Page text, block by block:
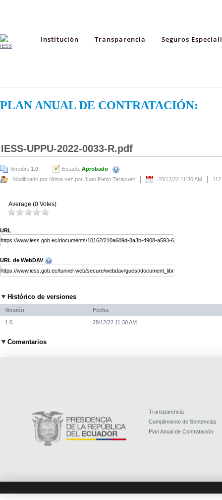
Institución Transparencia Seguros
PLAN ANUAL DE CONTRATACIÓN:
IESS-UPPU-2022-0033-R.pdf
Versión: 1.0 Estado: Aprobado
Modificado por última vez por Juan Pablo Tarapuez
28/12/22 11:30 AM
Average (0 Votes)
URL
URL de WebDAV
Histórico de versiones
Versión Fecha
1.0 28/12/22 11:30 AM
Comentarios
Transparencia
Cumplimiento de Sentencias
Plan Anual de Contratación